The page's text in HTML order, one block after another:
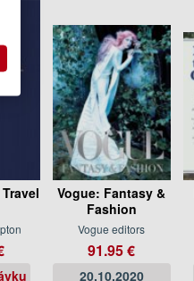
Vogue: Fantasy &
Fashion
Vogue editors
91.95 €
20.10.2020